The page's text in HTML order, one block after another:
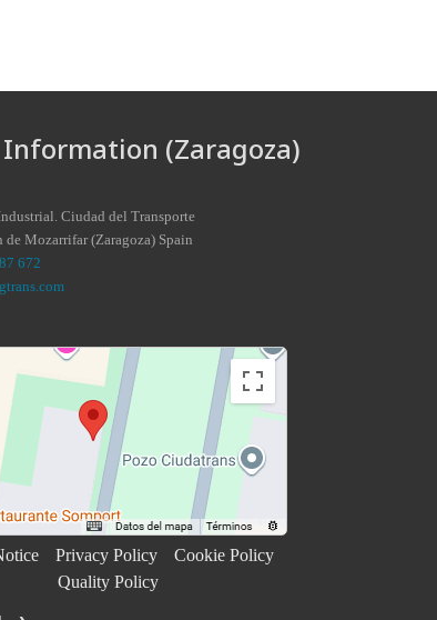
(Zaragoza)
Ciudad del Transporte
de Mozarrifar(Zaragoza) Spain
672
Privacy Policy
Cookie Policy
Quality Policy